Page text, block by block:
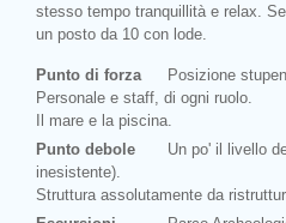
stesso tempo tranquillità e relax.
un posto da 10 con lode.
Punto di forza
Posizione
Personale e staff, di ogni ruolo.
Il mare e la piscina.
Punto debole
Un po' il livello
inesistente).
Struttura assolutamente da